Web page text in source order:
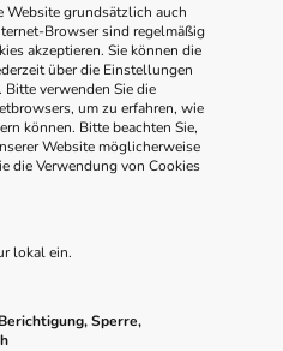
Website grundsätzlich auch
Browser sind regelmäßig
akzeptieren. Sie können die
über die Einstellungen
Bitte verwenden Sie die
um zu erfahren, wie
können. Bitte beachten Sie,
Website möglicherweise
die Verwendung von Cookies
lokal ein.
Sperre,